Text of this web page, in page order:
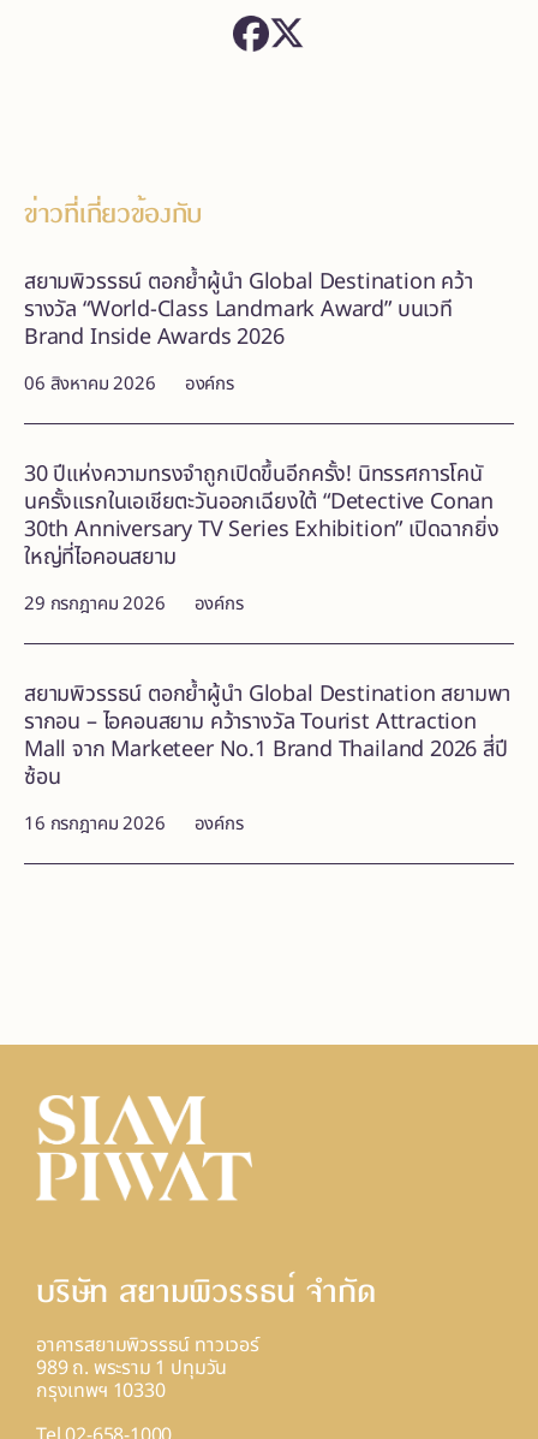
ข่าวที่เกี่ยวข้องกับ
06 สิงหาคม 2026 องค์กร
สยามพิวรรธน์ ตอกย้ำผู้นำ Global Destination คว้า
รางวัล “World-Class Landmark Award” บนเวที
Brand Inside Awards 2026
29 กรกฎาคม 2026 องค์กร
30 ปีแห่งความทรงจำถูกเปิดขึ้นอีกครั้ง! นิทรรศการโคนั
นครั้งแรกในเอเชียตะวันออกเฉียงใต้ “Detective Conan
30th Anniversary TV Series Exhibition” เปิดฉากยิ่ง
ใหญ่ที่ไอคอนสยาม
16 กรกฎาคม 2026 องค์กร
สยามพิวรรธน์ ตอกย้ำผู้นำ Global Destination สยามพา
รากอน – ไอคอนสยาม คว้ารางวัล Tourist Attraction
Mall จาก Marketeer No.1 Brand Thailand 2026 สี่ปี
ซ้อน
บริษัท สยามพิวรรธน์ จํากัด
อาคารสยามพิวรรธน์ ทาวเวอร์
989 ถ. พระราม 1 ปทุมวัน
กรุงเทพฯ 10330